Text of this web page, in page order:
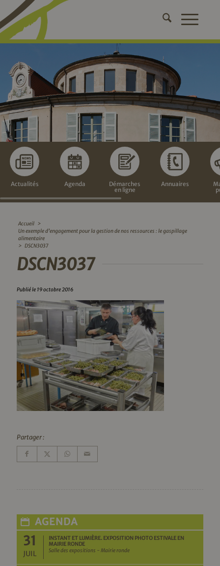
Actualités Agenda
Démarches
en ligne
Annuaires
Accueil >
Un exemple d’engagement pour la gestion de nos ressources : le gaspillage
alimentaire
> DSCN3037
DSCN3037
Publié le 19 octobre 2016
Partager :
AGENDA
31
JUIL
INSTANT ET LUMIÈRE. EXPOSITION PHOTO ESTIVALE EN
MAIRIE RONDE
Salle des expositions - Mairie ronde